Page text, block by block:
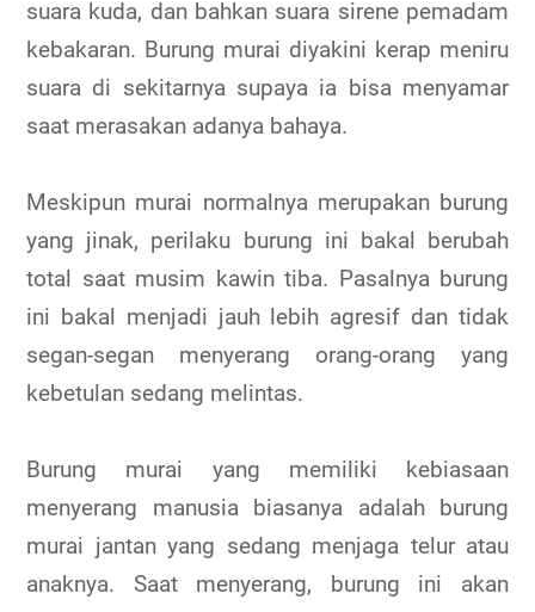
suara kuda, dan bahkan suara sirene pemadam
kebakaran. Burung murai diyakini kerap meniru
suara di sekitarnya supaya ia bisa menyamar
saat merasakan adanya bahaya.
Meskipun murai normalnya merupakan burung
yang jinak, perilaku burung ini bakal berubah
total saat musim kawin tiba. Pasalnya burung
ini bakal menjadi jauh lebih agresif dan tidak
segan-segan menyerang orang-orang yang
kebetulan sedang melintas.
Burung murai yang memiliki kebiasaan
menyerang manusia biasanya adalah burung
murai jantan yang sedang menjaga telur atau
anaknya. Saat menyerang, burung ini akan